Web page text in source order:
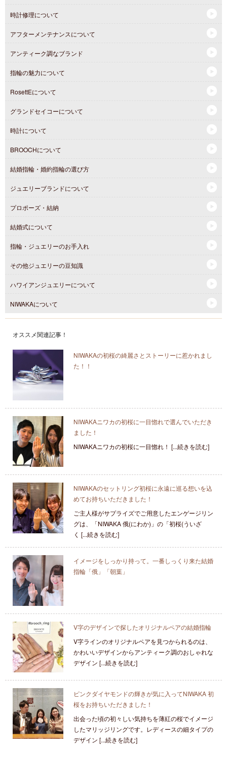
時計修理について
アフターメンテナンスについて
アンティーク調なブランド
指輪の魅力について
RosettEについて
グランドセイコーについて
時計について
BROOCHについて
結婚指輪・婚約指輪の選び方
ジュエリーブランドについて
プロポーズ・結納
結婚式について
指輪・ジュエリーのお手入れ
その他ジュエリーの豆知識
ハワイアンジュエリーについて
NIWAKAについて
オススメ関連記事！
NIWAKAの初桜の綺麗さとストーリーに惹かれまし
た！！
NIWAKAニワカの初桜に一目惚れで選んでいただき
ました！
NIWAKAニワカの初桜に一目惚れ！ [...続きを読む]
NIWAKAのセットリング初桜に永遠に巡る想いを込
めてお持ちいただきました！
ご主人様がサプライズでご用意したエンゲージリン
グは、「NIWAKA 俄(にわか)」の「初桜(ういざ
く [...続きを読む]
イメージをしっかり持って。一番しっくり来た結婚
指輪「俄」「朝葉」
V字のデザインで探したオリジナルペアの結婚指輪
V字ラインのオリジナルペアを見つかられるのは、
かわいいデザインからアンティーク調のおしゃれな
デザイン [...続きを読む]
ピンクダイヤモンドの輝きが気に入ってNIWAKA 初
桜をお持ちいただきました！
出会った頃の初々しい気持ちを薄紅の桜でイメージ
したマリッジリングです。レディースの細タイプの
デザイン [...続きを読む]